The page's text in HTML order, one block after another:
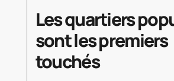
Les quartiers
sont les premiers
touchés